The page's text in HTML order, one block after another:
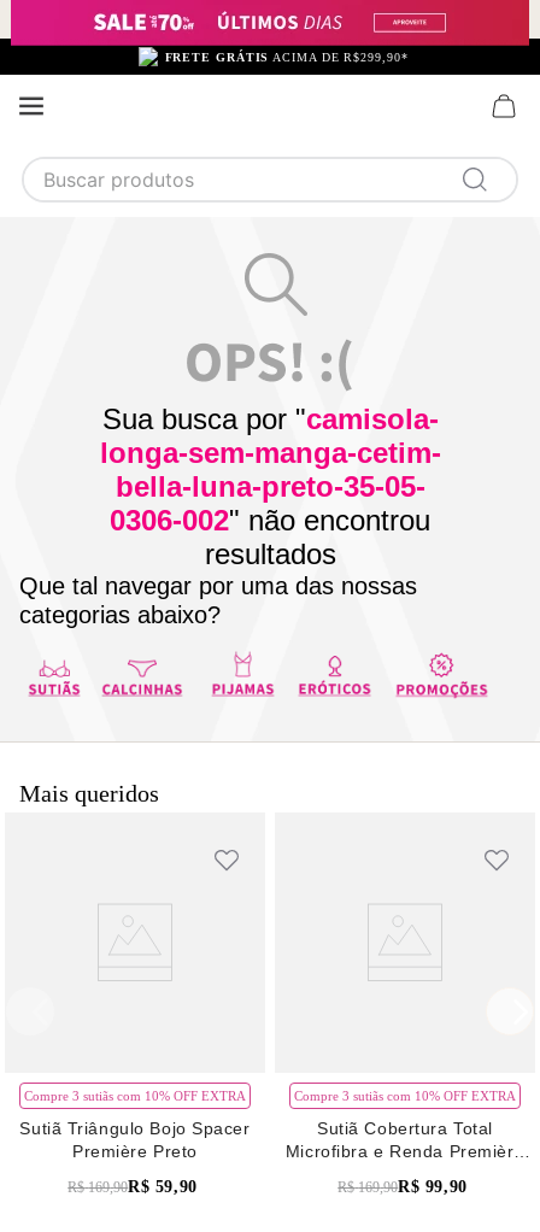
FRETE GRÁTIS ACIMA DE R$299,90*
Buscar produtos
Sua busca por "camisola-
longa-sem-manga-cetim-
bella-luna-preto-35-05-
0306-002" não encontrou
resultados
Que tal navegar por uma das nossas
categorias abaixo?
Mais queridos
Compre 3 sutiãs com 10% OFF EXTRA
Sutiã Triângulo Bojo Spacer
Première Preto
R$ 169,90R$ 59,90
Compre 3 sutiãs com 10% OFF EXTRA
Sutiã Cobertura Total
Microfibra e Renda Première
R$ 169,90R$ 99,90
1
2
3 camisola
calcinha algodão
5 sutiã calcinha
algodão
7 renda
8 pijama